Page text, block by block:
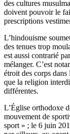
des cultures
doivent pouvoir le
prescriptions
L’hindouisme
des tenues trop
est aussi contrarié
mélanger. C’est
étroit des corps dans
que la religion
différentes.
L’Église orthodoxe
mouvement de
sport » ; le 6 juin